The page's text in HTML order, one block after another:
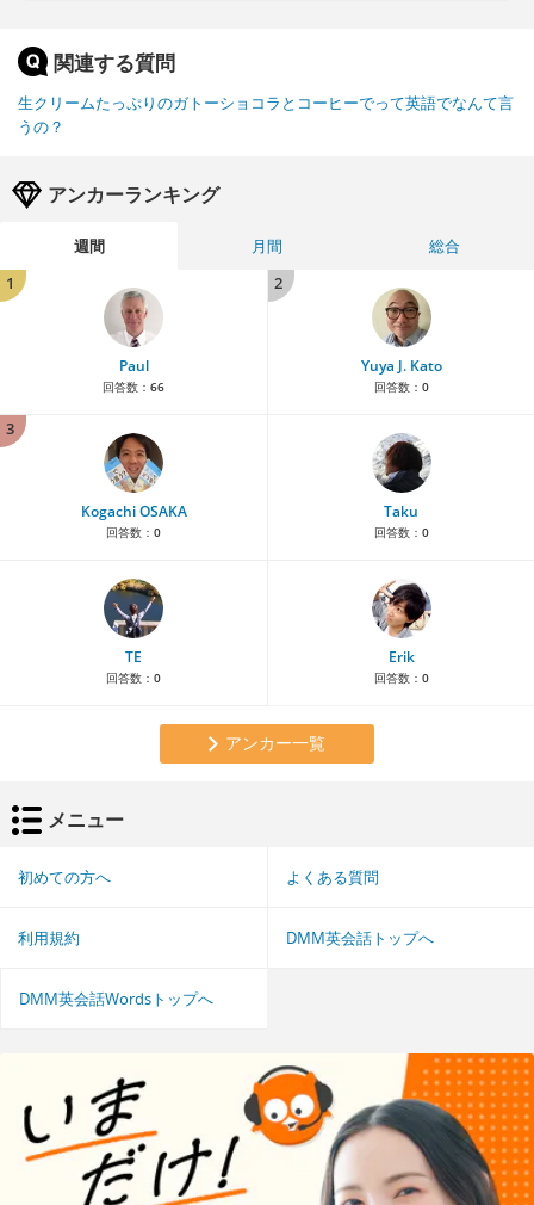
関連する質問
生クリームたっぷりのガトーショコラとコーヒーでって英語でなんて言
うの？
アンカーランキング
週間 月間
総合
1
Paul
回答数： 66
2
Yuya J. Kato
回答数： 0
3
Kogachi OSAKA
回答数： 0
Taku
回答数： 0
TE
回答数： 0
Erik
回答数： 0
アンカー一覧
メニュー
初めての方へ よくある質問
利用規約 DMM英会話トップへ
DMM英会話Wordsトップへ